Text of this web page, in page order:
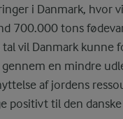
i Danmark, hvor
700.000 tons
vil Danmark kunne
en mindre
af jordens
positivt til den